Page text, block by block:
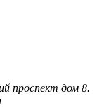
проспект дом 8.